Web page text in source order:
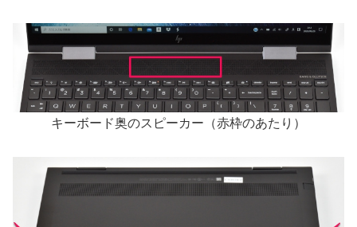
キーボード奥のスピーカー（赤枠のあたり）